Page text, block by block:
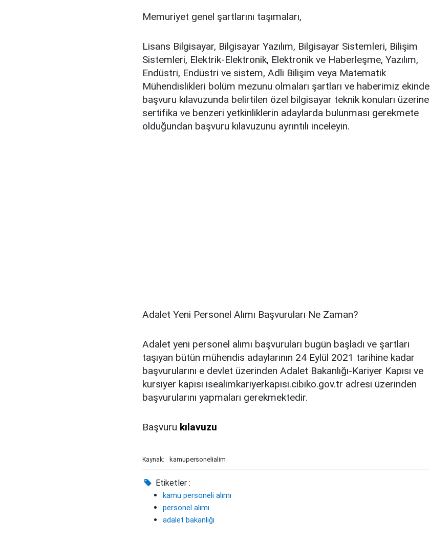
Memuriyet genel şartlarını taşımaları,
Lisans Bilgisayar, Bilgisayar Yazılım, Bilgisayar Sistemleri, Bilişim
Sistemleri, Elektrik-Elektronik, Elektronik ve Haberleşme, Yazılım,
Endüstri, Endüstri ve sistem, Adli Bilişim veya Matematik
Mühendislikleri bolüm mezunu olmaları şartları ve haberimiz ekinde
başvuru kılavuzunda belirtilen özel bilgisayar teknik konuları üzerine
sertifika ve benzeri yetkinliklerin adaylarda bulunması gerekmete
olduğundan başvuru kılavuzunu ayrıntılı inceleyin.
Adalet Yeni Personel Alımı Başvuruları Ne Zaman?
Adalet yeni personel alımı başvuruları bugün başladı ve şartları
taşıyan bütün mühendis adaylarının 24 Eylül 2021 tarihine kadar
başvurularını e devlet üzerinden Adalet Bakanlığı-Kariyer Kapısı ve
kursiyer kapısı isealimkariyerkapisi.cibiko.gov.tr adresi üzerinden
başvurularını yapmaları gerekmektedir.
Başvuru kılavuzu
Kaynak: kamupersonelialim
Etiketler :
kamu personeli alımı
personel alımı
adalet bakanlığı